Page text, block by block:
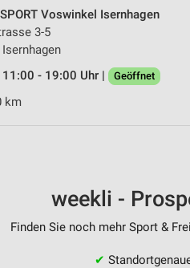
Voswinkel Isernhagen
3-5
11:00 - 19:00 Uhr |
Geöffnet
km
weekli -
Finden Sie noch mehr Sport &
✔